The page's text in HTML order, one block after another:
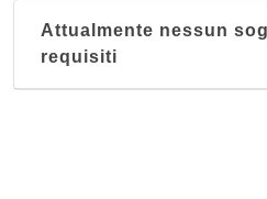
Attualmente nessun
requisiti